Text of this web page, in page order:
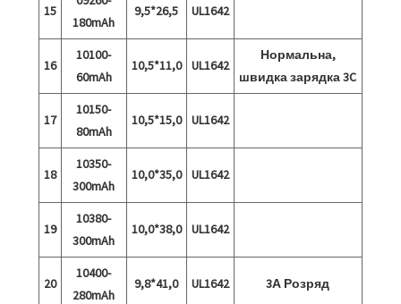
15
180mAh
9,5*26,5 UL1642
16
10100-
60mAh
10,5*11,0 UL1642
Нормальна,
швидка зарядка 3C
17
10150-
80mAh
10,5*15,0 UL1642
18
10350-
300mAh
10,0*35,0 UL1642
19
10380-
300mAh
10,0*38,0 UL1642
20
10400-
280mAh
9,8*41,0 UL1642 3А Розряд